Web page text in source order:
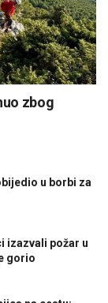
zbog
u borbi za
izazvali požar u
gorio